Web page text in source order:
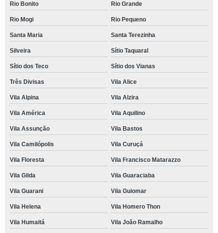
Rio Bonito Rio Grande
Rio Mogi Rio Pequeno
Santa Maria Santa Terezinha
Silveira Sítio Taquaral
Sítio dos Teco Sítio dos Vianas
Três Divisas Vila Alice
Vila Alpina Vila Alzira
Vila América Vila Aquilino
Vila Assunção Vila Bastos
Vila Camilópolis Vila Curuçá
Vila Floresta Vila Francisco Matarazzo
Vila Gilda Vila Guaraciaba
Vila Guarani Vila Guiomar
Vila Helena Vila Homero Thon
Vila Humaitá Vila João Ramalho